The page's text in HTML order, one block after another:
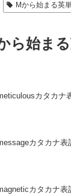
Mから始まる英
ら始ま
カタカナ
カタカナ
カタカナ